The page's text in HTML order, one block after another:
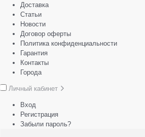
Доставка
Статьи
Новости
Договор оферты
Политика конфиденциальности
Гарантия
Контакты
Города
Личный кабинет
Вход
Регистрация
Забыли пароль?